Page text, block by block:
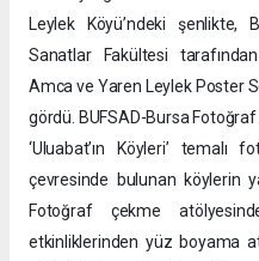
Leylek Köyü’ndeki şenlikte,
Sanatlar Fakültesi
Amca ve Yaren Leylek Poster
gördü. BUFSAD-Bursa
‘Uluabat’ın Köyleri’ temalı
çevresinde bulunan köylerin
Fotoğraf çekme
etkinliklerinden yüz boyama